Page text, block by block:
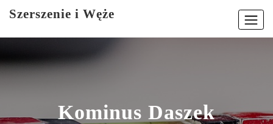
Szerszenie i Węże
Kominus Daszek